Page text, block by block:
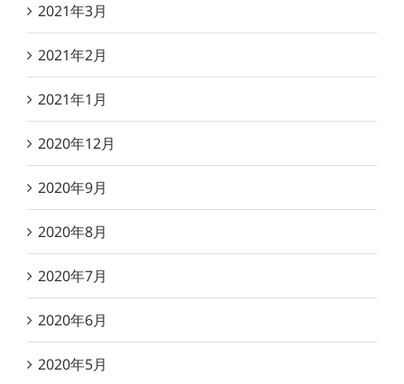
2021年3月
2021年2月
2021年1月
2020年12月
2020年9月
2020年8月
2020年7月
2020年6月
2020年5月